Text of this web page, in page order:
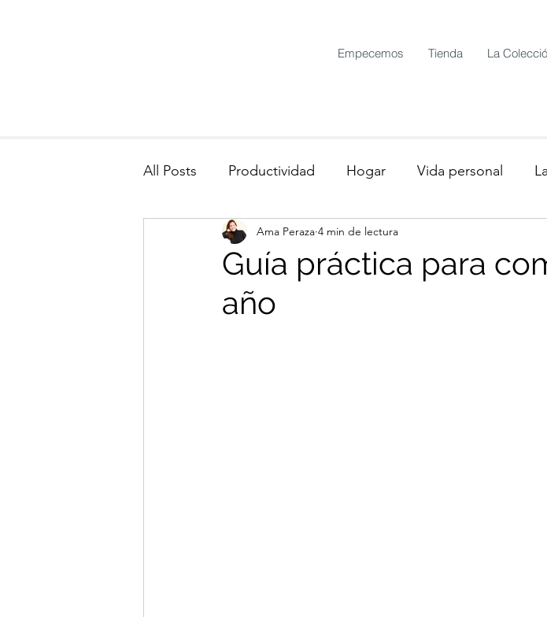
Empecemos Tienda La
All Posts Productividad Hogar Vida personal
Guía práctica para
año
Ama Peraza 4 min de lectura